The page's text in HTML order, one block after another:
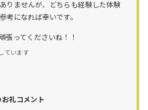
りませんが、どちらも経験した体験
考になれば幸いです。
張ってくださいね！！
ています
礼コメント